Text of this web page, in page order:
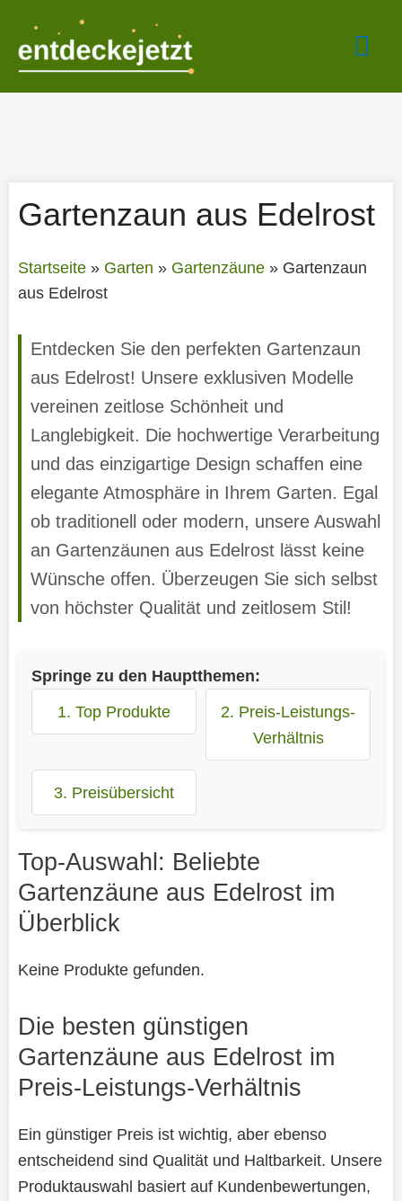
springen
Gartenzaun aus Edelrost
Startseite» Garten » Gartenzäune» Gartenzaun
aus Edelrost
Entdecken Sie den perfekten Gartenzaun
aus Edelrost! Unsere exklusiven Modelle
vereinen zeitlose Schönheit und
Langlebigkeit. Die hochwertige Verarbeitung
und das einzigartige Design schaffen eine
elegante Atmosphäre in Ihrem Garten. Egal
ob traditionell oder modern, unsere Auswahl
an Gartenzäunen aus Edelrost lässt keine
Wünsche offen. Überzeugen Sie sich selbst
von höchster Qualität und zeitlosem Stil!
Springe zu den Hauptthemen:
1. Top Produkte
2. Preis-Leistungs-
Verhältnis
3. Preisübersicht
Top-Auswahl: Beliebte
Gartenzäune aus Edelrost im
Überblick
Keine Produkte gefunden.
Die besten günstigen
Gartenzäune aus Edelrost im
Preis-Leistungs-Verhältnis
Ein günstiger Preis ist wichtig, aber ebenso
entscheidend sind Qualität und Haltbarkeit. Unsere
Produktauswahl basiert auf Kundenbewertungen,